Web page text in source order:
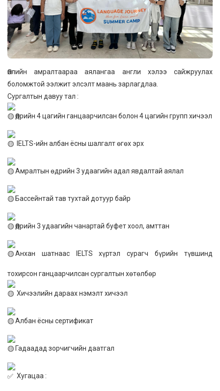
Өвлийн амралтаараа аялангаа англи хэлээ сайжруулах
боломжтой ээлжит элсэлт маань зарлагдлаа.
Сургалтын давуу тал :
Өдрийн 4 цагийн ганцаарчилсан болон 4 цагийн групп хичээл
IELTS-ийн албан ёсны шалгалт өгөх эрх
Амралтын өдрийн 3 удаагийн адал явдалтай аялал
Бассейнтай тав тухтай дотуур байр
Өдрийн 3 удаагийн чанартай буфет хоол, амттан
Анхан шатнаас IELTS хүртэл сурагч бүрийн түвшинд
тохирсон ганцаарчилсан сургалтын хөтөлбөр
Хичээлийн дараах нэмэлт хичээл
Албан ёсны сертификат
Гадаадад зорчигчийн даатгал
Хугацаа :